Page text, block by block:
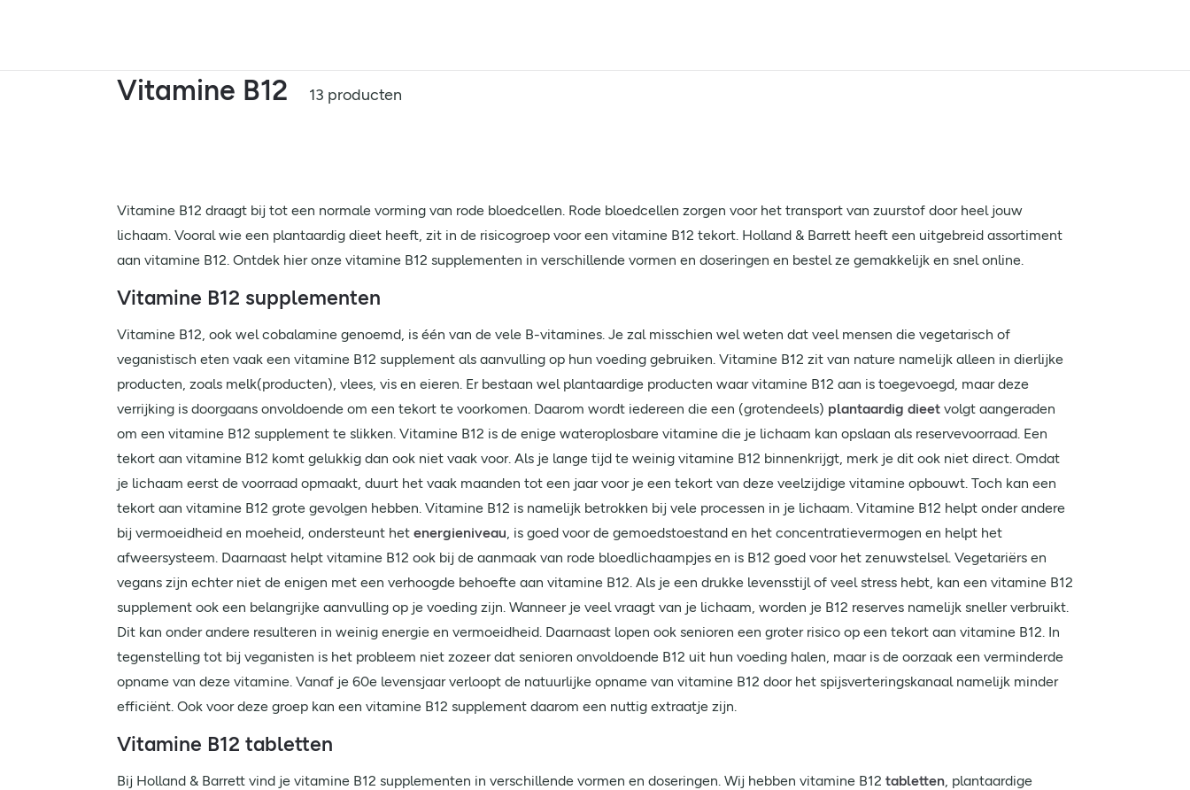
Vitamine B12 13 producten
Vitamine B12 draagt bij tot een normale vorming van rode bloedcellen. Rode bloedcellen zorgen voor het transport van zuurstof door heel jouw
lichaam. Vooral wie een plantaardig dieet heeft, zit in de risicogroep voor een vitamine B12 tekort. Holland & Barrett heeft een uitgebreid assortiment
aan vitamine B12. Ontdek hier onze vitamine B12 supplementen in verschillende vormen en doseringen en bestel ze gemakkelijk en snel online.
Vitamine B12 supplementen
Vitamine B12, ook wel cobalamine genoemd, is één van de vele B-vitamines. Je zal misschien wel weten dat veel mensen die vegetarisch of
veganistisch eten vaak een vitamine B12 supplement als aanvulling op hun voeding gebruiken. Vitamine B12 zit van nature namelijk alleen in dierlijke
producten, zoals melk(producten), vlees, vis en eieren. Er bestaan wel plantaardige producten waar vitamine B12 aan is toegevoegd, maar deze
verrijking is doorgaans onvoldoende om een tekort te voorkomen. Daarom wordt iedereen die een (grotendeels) plantaardig dieet volgt aangeraden
om een vitamine B12 supplement te slikken. Vitamine B12 is de enige wateroplosbare vitamine die je lichaam kan opslaan als reservevoorraad. Een
tekort aan vitamine B12 komt gelukkig dan ook niet vaak voor. Als je lange tijd te weinig vitamine B12 binnenkrijgt, merk je dit ook niet direct. Omdat
je lichaam eerst de voorraad opmaakt, duurt het vaak maanden tot een jaar voor je een tekort van deze veelzijdige vitamine opbouwt. Toch kan een
tekort aan vitamine B12 grote gevolgen hebben. Vitamine B12 is namelijk betrokken bij vele processen in je lichaam. Vitamine B12 helpt onder andere
bij vermoeidheid en moeheid, ondersteunt het energieniveau, is goed voor de gemoedstoestand en het concentratievermogen en helpt het
afweersysteem. Daarnaast helpt vitamine B12 ook bij de aanmaak van rode bloedlichaampjes en is B12 goed voor het zenuwstelsel. Vegetariërs en
vegans zijn echter niet de enigen met een verhoogde behoefte aan vitamine B12. Als je een drukke levensstijl of veel stress hebt, kan een vitamine B12
supplement ook een belangrijke aanvulling op je voeding zijn. Wanneer je veel vraagt van je lichaam, worden je B12 reserves namelijk sneller verbruikt.
Dit kan onder andere resulteren in weinig energie en vermoeidheid. Daarnaast lopen ook senioren een groter risico op een tekort aan vitamine B12. In
tegenstelling tot bij veganisten is het probleem niet zozeer dat senioren onvoldoende B12 uit hun voeding halen, maar is de oorzaak een verminderde
opname van deze vitamine. Vanaf je 60e levensjaar verloopt de natuurlijke opname van vitamine B12 door het spijsverteringskanaal namelijk minder
efficiënt. Ook voor deze groep kan een vitamine B12 supplement daarom een nuttig extraatje zijn.
Vitamine B12 tabletten
Bij Holland & Barrett vind je vitamine B12 supplementen in verschillende vormen en doseringen. Wij hebben vitamine B12 tabletten, plantaardige